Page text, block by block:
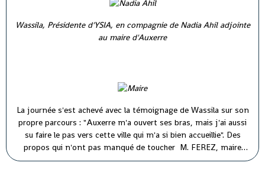
Wassila, Présidente d'YSIA, en compagnie de Nadia Ahil adjointe
au maire d'Auxerre
La journée s'est achevé avec la témoignage de Wassila sur son
propre parcours : "Auxerre m'a ouvert ses bras, mais j'ai aussi
su faire le pas vers cette ville qui m'a si bien accueillie". Des
propos qui n'ont pas manqué de toucher M. FEREZ, maire
d'Auxerre ( à droite) et M. PARIS, premier adjoint au maire (à